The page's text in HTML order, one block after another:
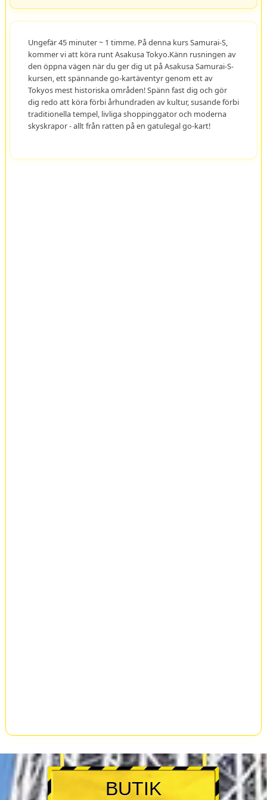
Ungefär 45 minuter ~ 1 timme. På denna kurs Samurai-S,
kommer vi att köra runt Asakusa Tokyo.Känn rusningen av
den öppna vägen när du ger dig ut på Asakusa Samurai-S-
kursen, ett spännande go-kartäventyr genom ett av
Tokyos mest historiska områden! Spänn fast dig och gör
dig redo att köra förbi århundraden av kultur, susande förbi
traditionella tempel, livliga shoppinggator och moderna
skyskrapor - allt från ratten på en gatulegal go-kart!
BUTIK